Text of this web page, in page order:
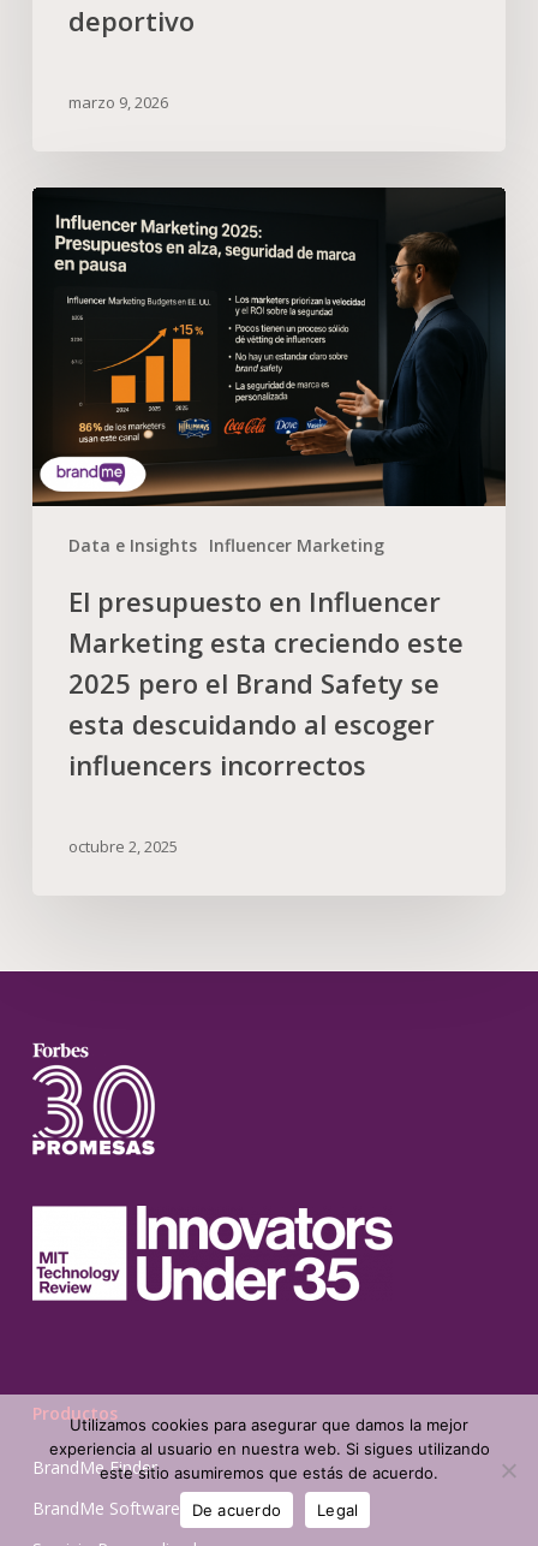
deportivo
marzo 9, 2026
Data e Insights Influencer Marketing
El presupuesto en Influencer
Marketing esta creciendo este
2025 pero el Brand Safety se
esta descuidando al escoger
influencers incorrectos
octubre 2, 2025
Productos
BrandMe Finder
BrandMe Software Features
Utilizamos cookies para asegurar que damos la mejor
experiencia al usuario en nuestra web. Si sigues utilizando
este sitio asumiremos que estás de acuerdo.
De acuerdo
Legal